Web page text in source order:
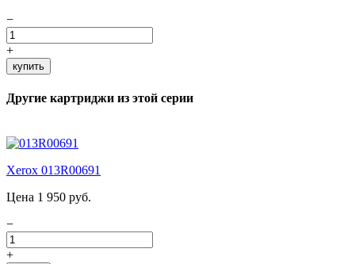
−
+
купить
Другие картриджи из этой серии
Xerox 013R00691
Цена 1 950 руб.
−
+